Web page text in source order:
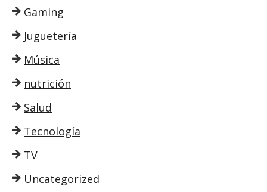
Gaming
Juguetería
Música
nutrición
Salud
Tecnología
TV
Uncategorized